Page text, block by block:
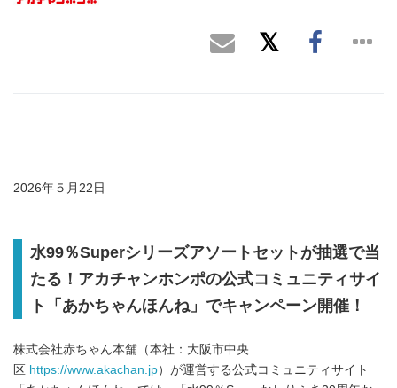
2026年５月22日
水99％Superシリーズアソートセットが抽選で当
たる！アカチャンホンポの公式コミュニティサイ
ト「あかちゃんほんね」でキャンペーン開催！
株式会社赤ちゃん本舗（本社：大阪市中央
区 https://www.akachan.jp）が運営する公式コミュニティサイト